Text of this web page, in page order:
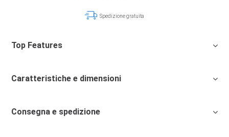
Spedizione gratuita
Top Features
Caratteristiche e dimensioni
Consegna e spedizione